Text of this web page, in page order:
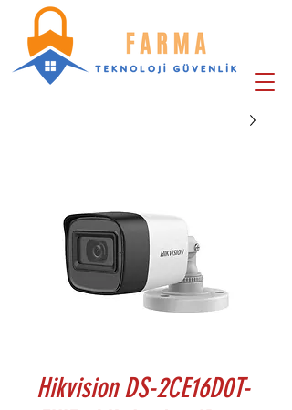
Hikvision DS-2CE16D0T-